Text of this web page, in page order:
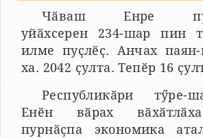
Чӑваш Енре
уйӑхсерен 234-шар пин
илме пуҫлӗҫ. Анчах
ха. 2042 ҫулта. Тепӗр 16
Республикӑри
Енӗн вӑрах
пурнӑҫпа экономика